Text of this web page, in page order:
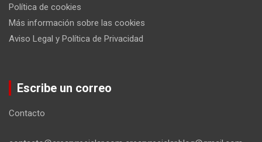
Política de cookies
Más información sobre las cookies
Aviso Legal y Política de Privacidad
Escribe un correo
Contacto